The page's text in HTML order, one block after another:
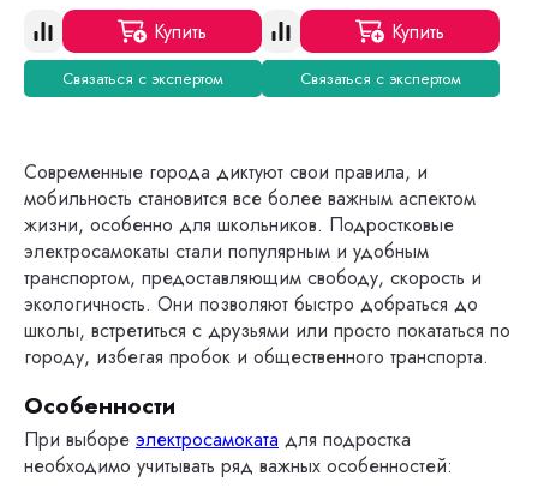
Купить
Связаться с экспертом
Купить
Связаться с экспертом
Современные города диктуют свои правила, и
мобильность становится все более важным аспектом
жизни, особенно для школьников. Подростковые
электросамокаты стали популярным и удобным
транспортом, предоставляющим свободу, скорость и
экологичность. Они позволяют быстро добраться до
школы, встретиться с друзьями или просто покататься по
городу, избегая пробок и общественного транспорта.
Особенности
При выборе электросамоката для подростка
необходимо учитывать ряд важных особенностей: